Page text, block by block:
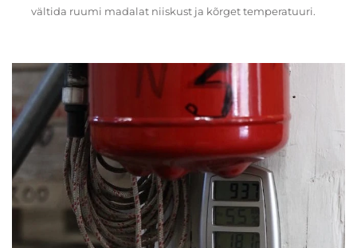
vältida ruumi madalat niiskust ja kõrget temperatuuri.